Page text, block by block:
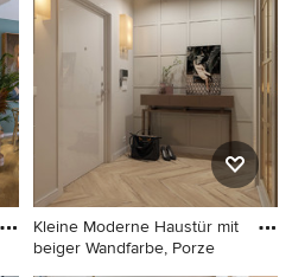
Wandfarbe, hellem
Holzboden, Doppeltür,
grüner Haustür und
Tapetenwänden in Paris
Kleine Moderne Haustür mit
beiger Wandfarbe, Porze